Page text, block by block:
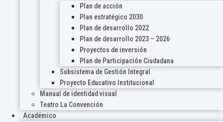
Plan de acción
Plan estratégico 2030
Plan de desarrollo 2022
Plan de desarrollo 2023 – 2026
Proyectos de inversión
Plan de Participación Ciudadana
Subsistema de Gestión Integral
Proyecto Educativo Institucional
Manual de identidad visual
Teatro La Convención
Académico